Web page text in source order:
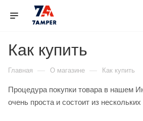
Как купить
Главная — О магазине — Как купить
Процедура покупки товара в нашем
очень проста и состоит из